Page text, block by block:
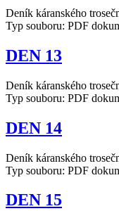
Deník káranského
Typ souboru: PDF
DEN 13
Deník káranského
Typ souboru: PDF
DEN 14
Deník káranského
Typ souboru: PDF
DEN 15